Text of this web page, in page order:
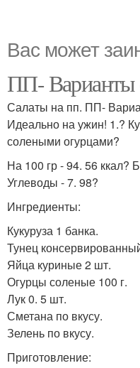
Вас может
ПП- Варианты
Салаты на пп. ПП-
Идеально на ужин! 1.?
солеными огурцами?
На 100 гр - 94. 56 ккал?
Углеводы - 7. 98?
Ингредиенты:
Кукуруза 1 банка.
Тунец
Яйца куриные 2 шт.
Огурцы соленые 100 г.
Лук 0. 5 шт.
Сметана по вкусу.
Зелень по вкусу.
Приготовление: